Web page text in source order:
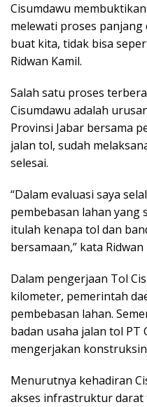
Cisumdawu
melewati proses panjang
buat kita, tidak bisa
Ridwan Kamil.
Salah satu proses
Cisumdawu adalah
Provinsi Jabar bersama
jalan tol, sudah
selesai.
“Dalam evaluasi saya
pembebasan lahan yang
itulah kenapa tol dan
bersamaan,” kata Ridwan
Dalam pengerjaan Tol
kilometer, pemerintah
pembebasan lahan.
badan usaha jalan tol PT
mengerjakan
Menurutnya kehadiran
akses infrastruktur darat